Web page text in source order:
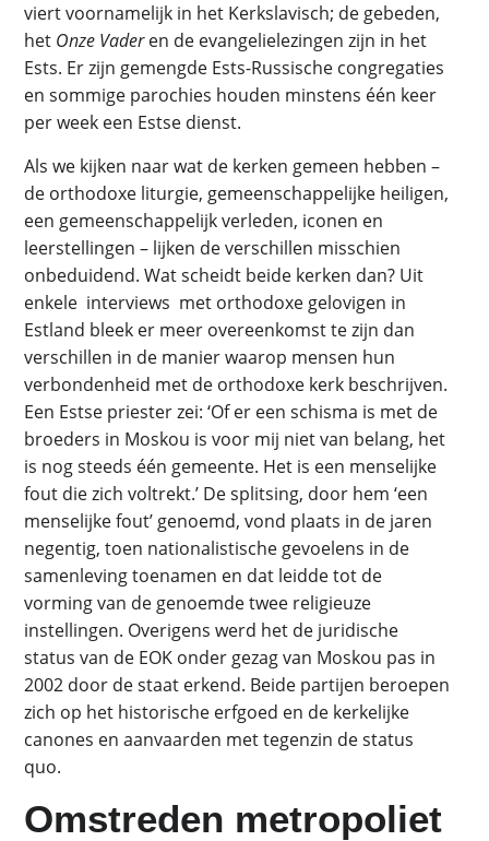
viert voornamelijk in het Kerkslavisch; de gebeden,
het Onze Vaderen de evangelielezingen zijn in het
Ests. Er zijn gemengde Ests-Russische congregaties
en sommige parochies houden minstens één keer
per week een Estse dienst.
Als we kijken naar wat de kerken gemeen hebben –
de orthodoxe liturgie, gemeenschappelijke heiligen,
een gemeenschappelijk verleden, iconen en
leerstellingen – lijken de verschillen misschien
onbeduidend. Wat scheidt beide kerken dan? Uit
enkele interviews met orthodoxe gelovigen in
Estland bleek er meer overeenkomst te zijn dan
verschillen in de manier waarop mensen hun
verbondenheid met de orthodoxe kerk beschrijven.
Een Estse priester zei: ‘Of er een schisma is met de
broeders in Moskou is voor mij niet van belang, het
is nog steeds één gemeente. Het is een menselijke
fout die zich voltrekt.’ De splitsing, door hem ‘een
menselijke fout’ genoemd, vond plaats in de jaren
negentig, toen nationalistische gevoelens in de
samenleving toenamen en dat leidde tot de
vorming van de genoemde twee religieuze
instellingen. Overigens werd het de juridische
status van de EOK onder gezag van Moskou pas in
2002 door de staat erkend. Beide partijen beroepen
zich op het historische erfgoed en de kerkelijke
canones en aanvaarden met tegenzin de status
quo.
Omstreden metropoliet